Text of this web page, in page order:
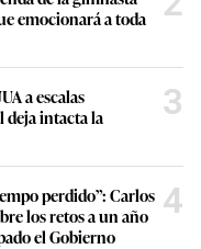
emocionará a toda
a escalas
deja intacta la
3
perdido”: Carlos
los retos a un año
el Gobierno
4